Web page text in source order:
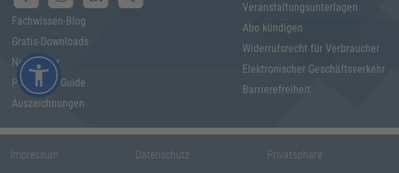
Fachwissen-Blog
Gratis-Downloads
Newsletter
Programm Guide
Auszeichnungen
Veranstaltungsunterlagen
Abo kündigen
Widerrufsrecht für Verbraucher
Elektronischer Geschäftsverkehr
Barrierefreiheit
Impressum Datenschutz Privatsphäre